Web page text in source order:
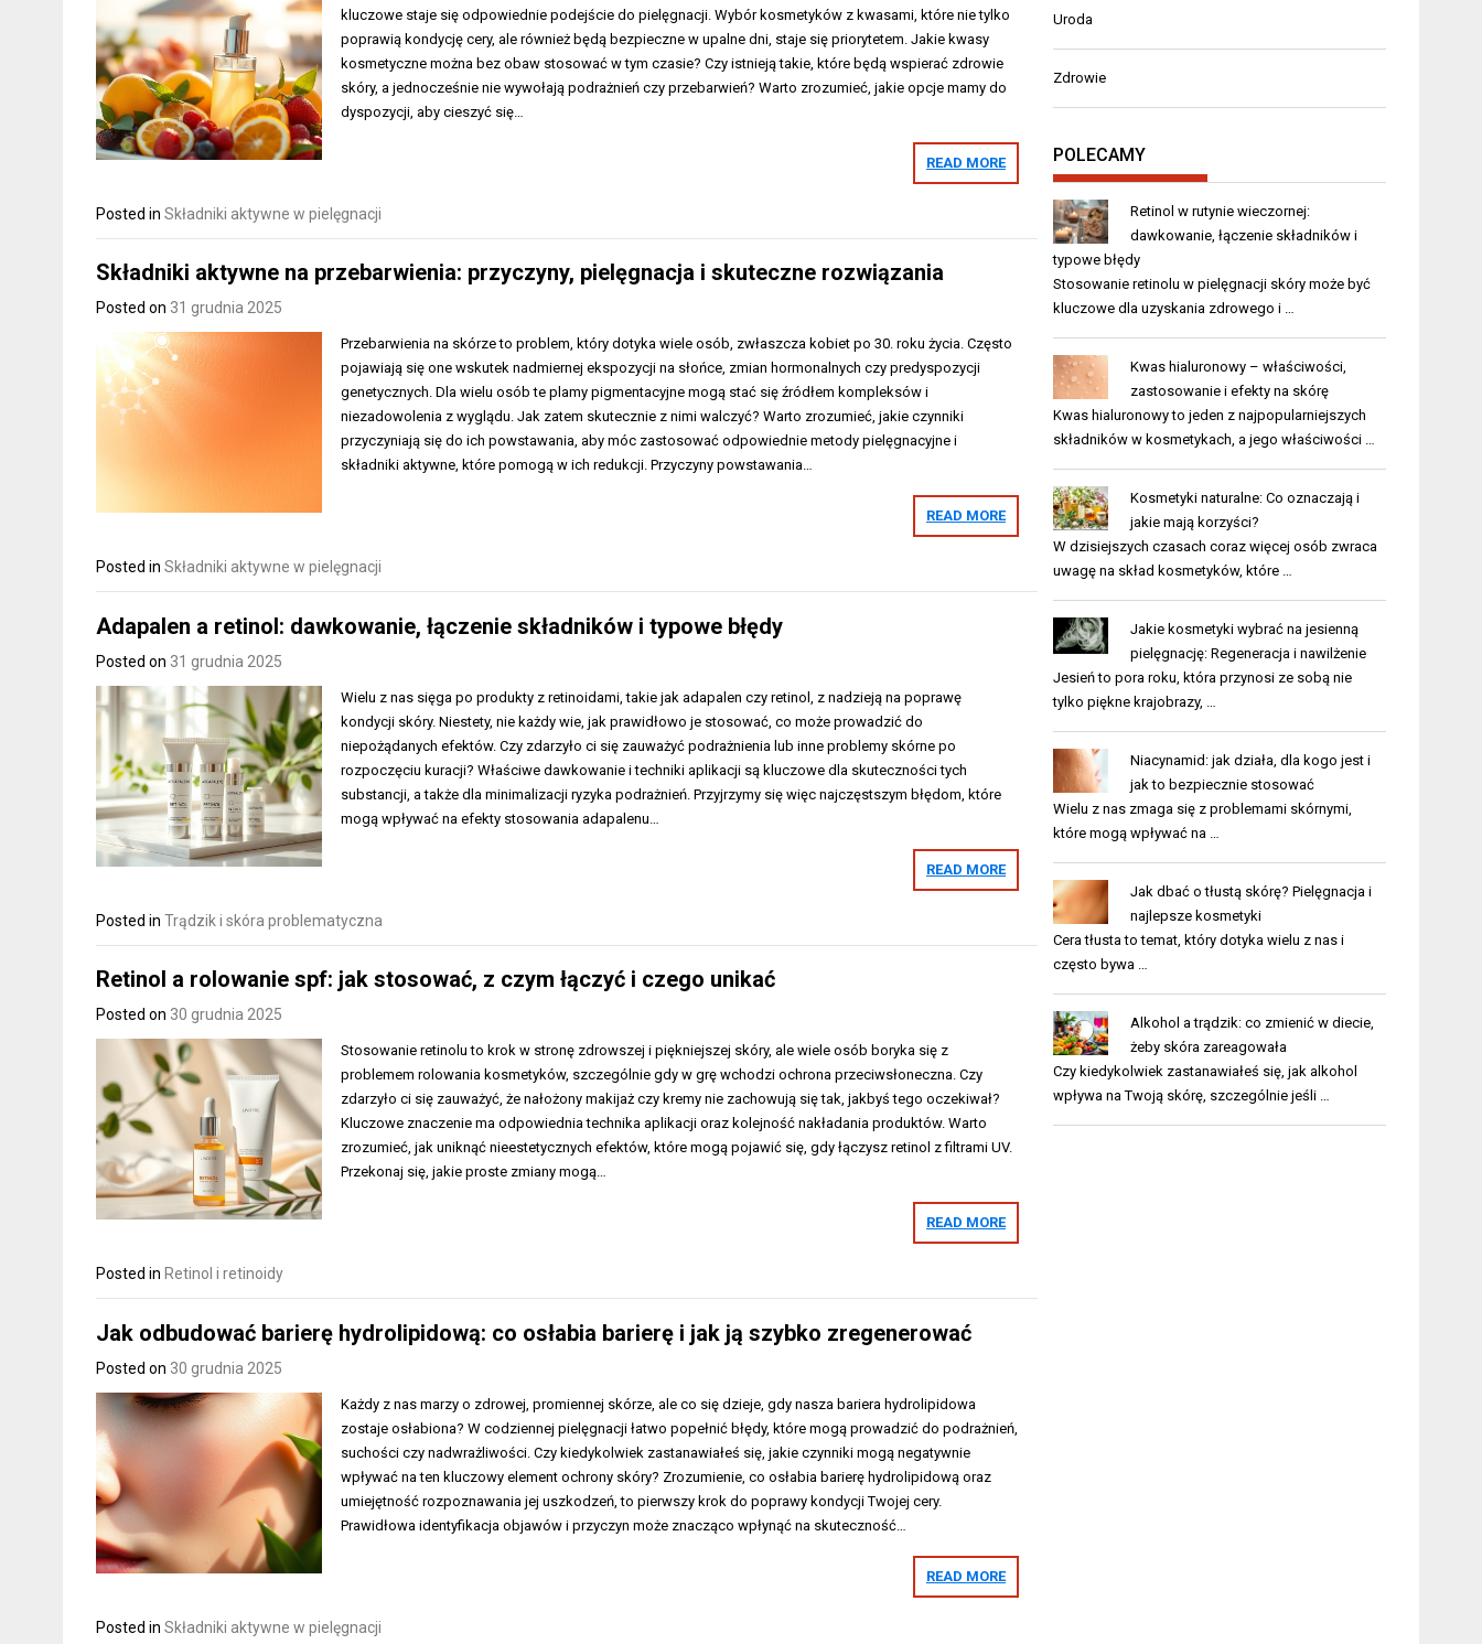
kluczowe staje się odpowiednie podejście do pielęgnacji. Wybór kosmetyków z kwasami, które nie tylko
poprawią kondycję cery, ale również będą bezpieczne w upalne dni, staje się priorytetem. Jakie kwasy
kosmetyczne można bez obaw stosować w tym czasie? Czy istnieją takie, które będą wspierać zdrowie
skóry, a jednocześnie nie wywołają podrażnień czy przebarwień? Warto zrozumieć, jakie opcje mamy do
dyspozycji, aby cieszyć się…
READ MORE
Posted in Składniki aktywne w pielęgnacji
Składniki aktywne na przebarwienia: przyczyny, pielęgnacja i skuteczne rozwiązania
Posted on 31 grudnia 2025
Przebarwienia na skórze to problem, który dotyka wiele osób, zwłaszcza kobiet po 30. roku życia. Często
pojawiają się one wskutek nadmiernej ekspozycji na słońce, zmian hormonalnych czy predyspozycji
genetycznych. Dla wielu osób te plamy pigmentacyjne mogą stać się źródłem kompleksów i
niezadowolenia z wyglądu. Jak zatem skutecznie z nimi walczyć? Warto zrozumieć, jakie czynniki
przyczyniają się do ich powstawania, aby móc zastosować odpowiednie metody pielęgnacyjne i
składniki aktywne, które pomogą w ich redukcji. Przyczyny powstawania…
READ MORE
Posted in Składniki aktywne w pielęgnacji
Adapalen a retinol: dawkowanie, łączenie składników i typowe błędy
Posted on 31 grudnia 2025
Wielu z nas sięga po produkty z retinoidami, takie jak adapalen czy retinol, z nadzieją na poprawę
kondycji skóry. Niestety, nie każdy wie, jak prawidłowo je stosować, co może prowadzić do
niepożądanych efektów. Czy zdarzyło ci się zauważyć podrażnienia lub inne problemy skórne po
rozpoczęciu kuracji? Właściwe dawkowanie i techniki aplikacji są kluczowe dla skuteczności tych
substancji, a także dla minimalizacji ryzyka podrażnień. Przyjrzymy się więc najczęstszym błędom, które
mogą wpływać na efekty stosowania adapalenu…
READ MORE
Posted in Trądzik i skóra problematyczna
Retinol a rolowanie spf: jak stosować, z czym łączyć i czego unikać
Posted on 30 grudnia 2025
Stosowanie retinolu to krok w stronę zdrowszej i piękniejszej skóry, ale wiele osób boryka się z
problemem rolowania kosmetyków, szczególnie gdy w grę wchodzi ochrona przeciwsłoneczna. Czy
zdarzyło ci się zauważyć, że nałożony makijaż czy kremy nie zachowują się tak, jakbyś tego oczekiwał?
Kluczowe znaczenie ma odpowiednia technika aplikacji oraz kolejność nakładania produktów. Warto
zrozumieć, jak uniknąć nieestetycznych efektów, które mogą pojawić się, gdy łączysz retinol z filtrami UV.
Przekonaj się, jakie proste zmiany mogą…
READ MORE
Posted in Retinol i retinoidy
Jak odbudować barierę hydrolipidową: co osłabia barierę i jak ją szybko zregenerować
Posted on 30 grudnia 2025
Każdy z nas marzy o zdrowej, promiennej skórze, ale co się dzieje, gdy nasza bariera hydrolipidowa
zostaje osłabiona? W codziennej pielęgnacji łatwo popełnić błędy, które mogą prowadzić do podrażnień,
suchości czy nadwrażliwości. Czy kiedykolwiek zastanawiałeś się, jakie czynniki mogą negatywnie
wpływać na ten kluczowy element ochrony skóry? Zrozumienie, co osłabia barierę hydrolipidową oraz
umiejętność rozpoznawania jej uszkodzeń, to pierwszy krok do poprawy kondycji Twojej cery.
Prawidłowa identyfikacja objawów i przyczyn może znacząco wpłynąć na skuteczność…
READ MORE
Posted in Składniki aktywne w pielęgnacji
Uroda
Zdrowie
POLECAMY
Retinol w rutynie wieczornej:
dawkowanie, łączenie składników i
typowe błędy
Stosowanie retinolu w pielęgnacji skóry może być
kluczowe dla uzyskania zdrowego i …
Kwas hialuronowy – właściwości,
zastosowanie i efekty na skórę
Kwas hialuronowy to jeden z najpopularniejszych
składników w kosmetykach, a jego właściwości …
Kosmetyki naturalne: Co oznaczają i
jakie mają korzyści?
W dzisiejszych czasach coraz więcej osób zwraca
uwagę na skład kosmetyków, które …
Jakie kosmetyki wybrać na jesienną
pielęgnację: Regeneracja i nawilżenie
Jesień to pora roku, która przynosi ze sobą nie
tylko piękne krajobrazy, …
Niacynamid: jak działa, dla kogo jest i
jak to bezpiecznie stosować
Wielu z nas zmaga się z problemami skórnymi,
które mogą wpływać na …
Jak dbać o tłustą skórę? Pielęgnacja i
najlepsze kosmetyki
Cera tłusta to temat, który dotyka wielu z nas i
często bywa …
Alkohol a trądzik: co zmienić w diecie,
żeby skóra zareagowała
Czy kiedykolwiek zastanawiałeś się, jak alkohol
wpływa na Twoją skórę, szczególnie jeśli …